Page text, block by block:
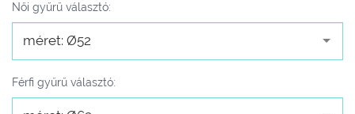
Női gyűrű választó:
méret: Ø52
Férfi gyűrű választó: